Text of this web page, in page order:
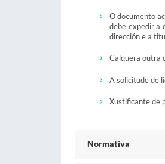
O documento
debe expedir a
dirección e a
Calquera outra
A solicitude de
Xustificante de
Normativa